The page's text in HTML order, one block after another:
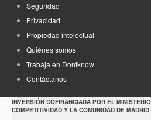
Seguridad
Privacidad
Propiedad intelectual
Quiénes somos
Trabaja en Dontknow
Contáctanos
INVERSIÓN COFINANCIADA POR EL
COMPETITIVIDAD Y LA COMUNIDAD DE MADRID